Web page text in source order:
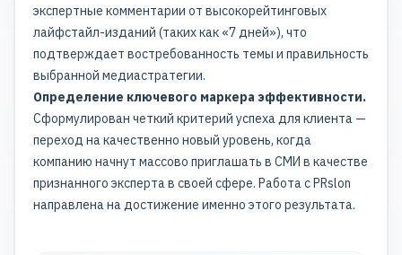
экспертные комментарии от высокорейтинговых
лайфстайл-изданий (таких как «7 дней»), что
подтверждает востребованность темы и правильность
выбранной медиастратегии.
Определение ключевого маркера эффективности.
Сформулирован четкий критерий успеха для клиента —
переход на качественно новый уровень, когда
компанию начнут массово приглашать в СМИ в качестве
признанного эксперта в своей сфере. Работа с PRslon
направлена на достижение именно этого результата.